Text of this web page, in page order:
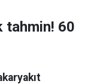
tahmin! 60